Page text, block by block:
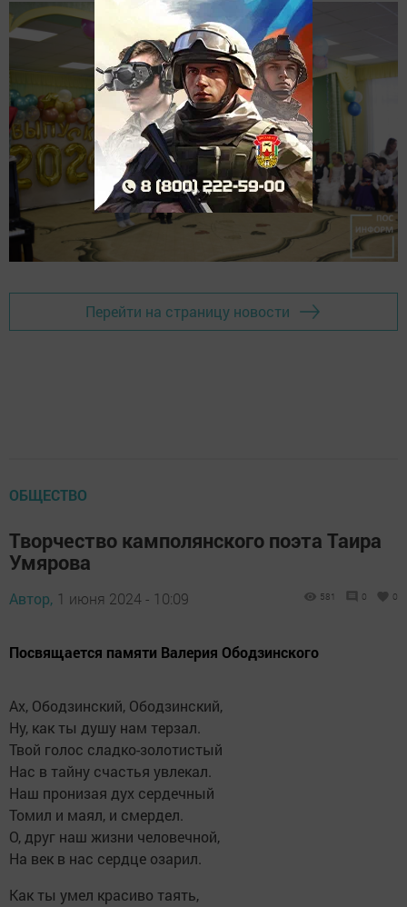
Перейти на страницу новости
ОБЩЕСТВО
Творчество камполянского поэта Таира
Умярова
Автор, 1 июня 2024 - 10:09 581 0 0
Посвящается памяти Валерия Ободзинского
Ах, Ободзинский, Ободзинский,
Ну, как ты душу нам терзал.
Твой голос сладко-золотистый
Нас в тайну счастья увлекал.
Наш пронизая дух сердечный
Томил и маял, и смердел.
О, друг наш жизни человечной,
На век в нас сердце озарил.
Как ты умел красиво таять,